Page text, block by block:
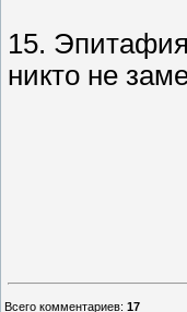
15.
никто не
Всего комментариев: 17